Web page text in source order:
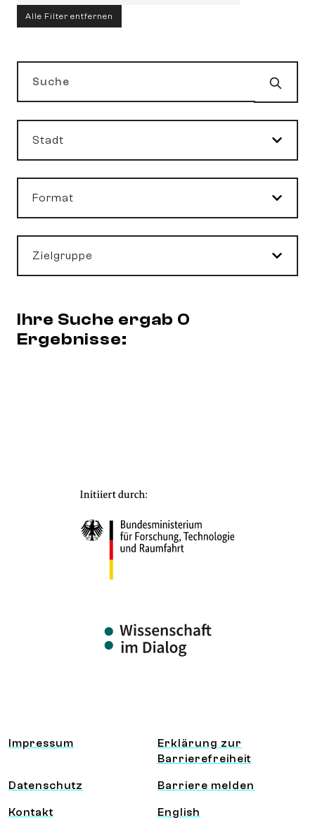
Alle Filter entfernen
Suche
Stadt
Format
Zielgruppe
Ihre Suche ergab 0
Ergebnisse:
Information und Service
Impressum
Erklärung zur
Barrierefreiheit
Datenschutz Barriere melden
Kontakt English